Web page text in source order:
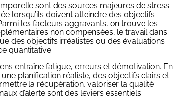
sont des sources majeures de stress.
lorsqu’ils doivent atteindre des objectifs
les facteurs aggravants, on trouve les
non compensées, le travail dans
des objectifs irréalistes ou des évaluations
quantitative.
entraîne fatigue, erreurs et démotivation. En
planification réaliste, des objectifs clairs et
la récupération, valoriser la qualité
d’alerte sont des leviers essentiels.